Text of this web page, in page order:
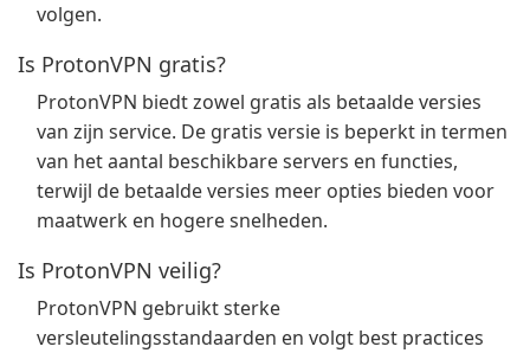
volgen.
Is ProtonVPN gratis?
ProtonVPN biedt zowel gratis als betaalde versies
van zijn service. De gratis versie is beperkt in termen
van het aantal beschikbare servers en functies,
terwijl de betaalde versies meer opties bieden voor
maatwerk en hogere snelheden.
Is ProtonVPN veilig?
ProtonVPN gebruikt sterke
versleutelingsstandaarden en volgt best practices